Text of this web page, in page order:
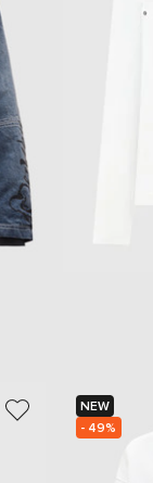
NEW
- 49%